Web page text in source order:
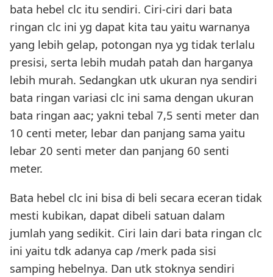
bata hebel clc itu sendiri. Ciri-ciri dari bata
ringan clc ini yg dapat kita tau yaitu warnanya
yang lebih gelap, potongan nya yg tidak terlalu
presisi, serta lebih mudah patah dan harganya
lebih murah. Sedangkan utk ukuran nya sendiri
bata ringan variasi clc ini sama dengan ukuran
bata ringan aac; yakni tebal 7,5 senti meter dan
10 centi meter, lebar dan panjang sama yaitu
lebar 20 senti meter dan panjang 60 senti
meter.
Bata hebel clc ini bisa di beli secara eceran tidak
mesti kubikan, dapat dibeli satuan dalam
jumlah yang sedikit. Ciri lain dari bata ringan clc
ini yaitu tdk adanya cap /merk pada sisi
samping hebelnya. Dan utk stoknya sendiri